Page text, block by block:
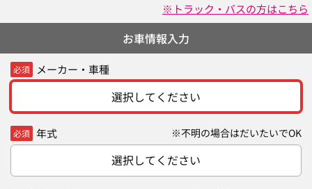
※トラック・バスの方はこちら
お車情報入力
必須 メーカー・車種
選択してください
必須 年式 ※不明の場合はだいたいでOK
選択してください